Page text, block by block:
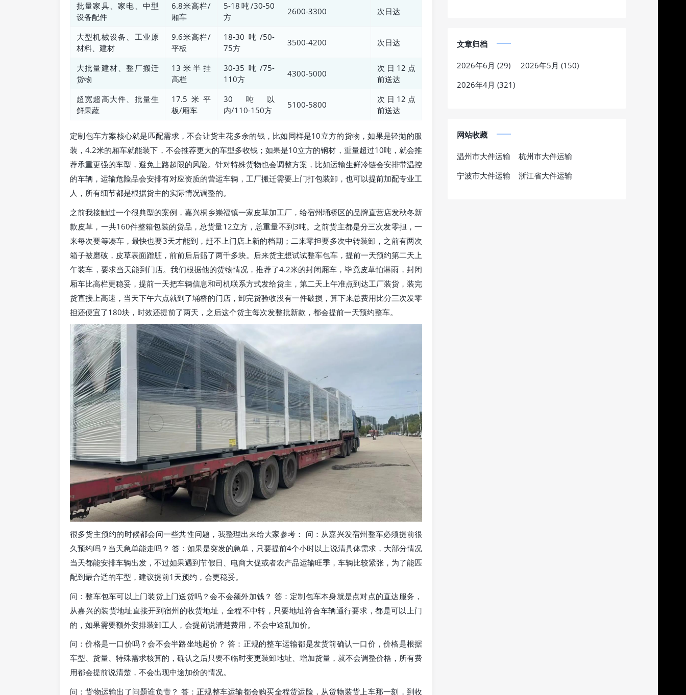
批量家具、家电、中型
设备配件
6.8米高栏/
厢车
5-18吨/30-50
方
2600-3300 次日达
大型机械设备、工业原
材料、建材
9.6米高栏/
平板
18-30吨/50-
75方
3500-4200 次日达
大批量建材、整厂搬迁
货物
13米半挂
高栏
30-35吨/75-
110方
4300-5000
次日12点
前送达
超宽超高大件、批量生
鲜果蔬
17.5米平
板/厢车
30吨以
内/110-150方
5100-5800
次日12点
前送达
定制包车方案核心就是匹配需求，不会让货主花多余的钱，比如同样是10立方的货物，如果是轻抛的服
装，4.2米的厢车就能装下，不会推荐更大的车型多收钱；如果是10立方的钢材，重量超过10吨，就会推
荐承重更强的车型，避免上路超限的风险。针对特殊货物也会调整方案，比如运输生鲜冷链会安排带温控
的车辆，运输危险品会安排有对应资质的营运车辆，工厂搬迁需要上门打包装卸，也可以提前加配专业工
人，所有细节都是根据货主的实际情况调整的。
之前我接触过一个很典型的案例，嘉兴桐乡崇福镇一家皮草加工厂，给宿州埇桥区的品牌直营店发秋冬新
款皮草，一共160件整箱包装的货品，总货量12立方，总重量不到3吨。之前货主都是分三次发零担，一
来每次要等凑车，最快也要3天才能到，赶不上门店上新的档期；二来零担要多次中转装卸，之前有两次
箱子被磨破，皮草表面蹭脏，前前后后赔了两千多块。后来货主想试试整车包车，提前一天预约第二天上
午装车，要求当天能到门店。我们根据他的货物情况，推荐了4.2米的封闭厢车，毕竟皮草怕淋雨，封闭
厢车比高栏更稳妥，提前一天把车辆信息和司机联系方式发给货主，第二天上午准点到达工厂装货，装完
货直接上高速，当天下午六点就到了埇桥的门店，卸完货验收没有一件破损，算下来总费用比分三次发零
担还便宜了180块，时效还提前了两天，之后这个货主每次发整批新款，都会提前一天预约整车。
很多货主预约的时候都会问一些共性问题，我整理出来给大家参考： 问：从嘉兴发宿州整车必须提前很
久预约吗？当天急单能走吗？ 答：如果是突发的急单，只要提前4个小时以上说清具体需求，大部分情况
当天都能安排车辆出发，不过如果遇到节假日、电商大促或者农产品运输旺季，车辆比较紧张，为了能匹
配到最合适的车型，建议提前1天预约，会更稳妥。
问：整车包车可以上门装货上门送货吗？会不会额外加钱？ 答：定制包车本身就是点对点的直达服务，
从嘉兴的装货地址直接开到宿州的收货地址，全程不中转，只要地址符合车辆通行要求，都是可以上门
的，如果需要额外安排装卸工人，会提前说清楚费用，不会中途乱加价。
问：价格是一口价吗？会不会半路坐地起价？ 答：正规的整车运输都是发货前确认一口价，价格是根据
车型、货量、特殊需求核算的，确认之后只要不临时变更装卸地址、增加货量，就不会调整价格，所有费
用都会提前说清楚，不会出现中途加价的情况。
问：货物运输出了问题谁负责？ 答：正规整车运输都会购买全程货运险，从货物装货上车那一刻，到收
文章归档
2026年6月 (29)
2026年5月 (150)
2026年4月 (321)
网站收藏
温州市大件运输
杭州市大件运输
宁波市大件运输
浙江省大件运输